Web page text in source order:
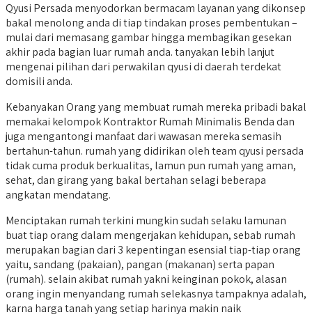
Qyusi Persada menyodorkan bermacam layanan yang dikonsep
bakal menolong anda di tiap tindakan proses pembentukan –
mulai dari memasang gambar hingga membagikan gesekan
akhir pada bagian luar rumah anda. tanyakan lebih lanjut
mengenai pilihan dari perwakilan qyusi di daerah terdekat
domisili anda.
Kebanyakan Orang yang membuat rumah mereka pribadi bakal
memakai kelompok Kontraktor Rumah Minimalis Benda dan
juga mengantongi manfaat dari wawasan mereka semasih
bertahun-tahun. rumah yang didirikan oleh team qyusi persada
tidak cuma produk berkualitas, lamun pun rumah yang aman,
sehat, dan girang yang bakal bertahan selagi beberapa
angkatan mendatang.
Menciptakan rumah terkini mungkin sudah selaku lamunan
buat tiap orang dalam mengerjakan kehidupan, sebab rumah
merupakan bagian dari 3 kepentingan esensial tiap-tiap orang
yaitu, sandang (pakaian), pangan (makanan) serta papan
(rumah). selain akibat rumah yakni keinginan pokok, alasan
orang ingin menyandang rumah selekasnya tampaknya adalah,
karna harga tanah yang setiap harinya makin naik